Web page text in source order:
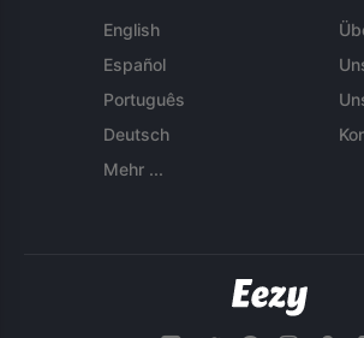
English
Español
Português
Deutsch
Mehr ...